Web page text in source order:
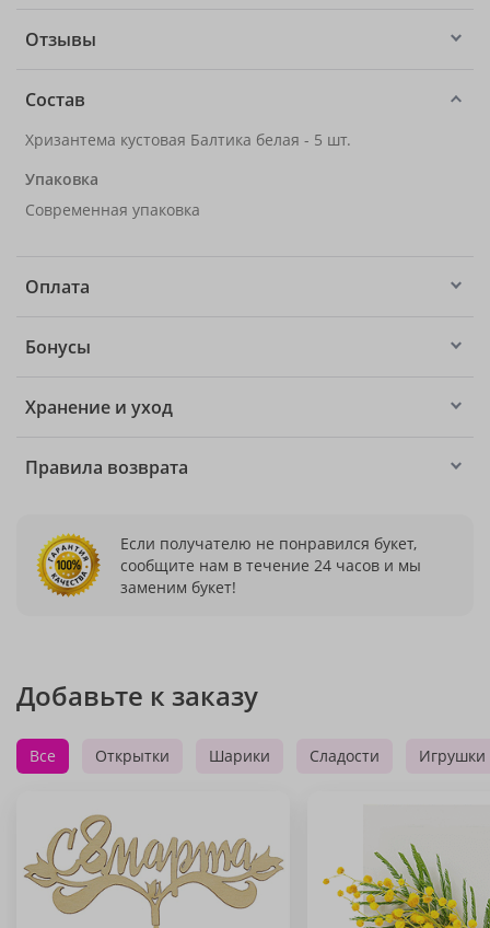
Отзывы
Состав
Хризантема кустовая Балтика белая - 5 шт.
Упаковка
Современная упаковка
Оплата
Бонусы
Хранение и уход
Правила возврата
Если получателю не понравился букет,
сообщите нам в течение 24 часов и мы
заменим букет!
Добавьте к заказу
Все Открытки Шарики Сладости Игрушки